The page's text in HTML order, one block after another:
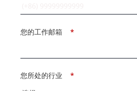
*
您的工作邮箱
*
您所处的行业